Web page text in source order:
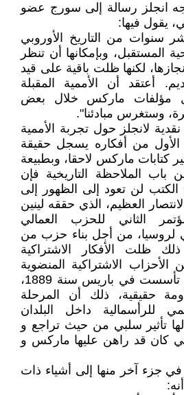
شتنبر 1874، وجه انجلز رسالة إلى سورج عضو
يقول فيها:
سنوات من التاريخ الأوروبي
المستقبل، وبإمكانها أن تنظر
لكنها ظلت باقية على قيد
أعتقد أن الأممية المقبلة
مؤلفات ماركس خلال بعض
وستغرس مبادئنا".
نقدية لانجلز حول تجربة الأممية
الأول من أفكاره يسجل حقيقة
كتابات ماركس لاحقا، وبطبيعة
باب الملاحظة التاريخية فإن
الكتب لن تعود إلى الظهور إلى
العظيم، الذي حققه لينين
المؤتمر الثاني للحزب العمالي
لروسيا، من أجل بناء حزب من
ظلت الأفكار الاشتراكية
الأحزاب الاشتراكية المنضوية
في الأممية الثانية، التي تأسست في باريس سنة 1889،
حقيقية، ذلك أن المرحلة
للرأسمالية داخل البلدان
تأثير سلبي من حيث تراجع و
كان قد راهن عليها ماركس و
في جزء آخر منها إلى أشياء ذات